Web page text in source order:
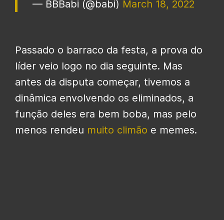
— BBBabi (@babi) March 18, 2022
Passado o barraco da festa, a prova do
líder veio logo no dia seguinte. Mas
antes da disputa começar, tivemos a
dinâmica envolvendo os eliminados, a
função deles era bem boba, mas pelo
menos rendeu muito climão e memes.